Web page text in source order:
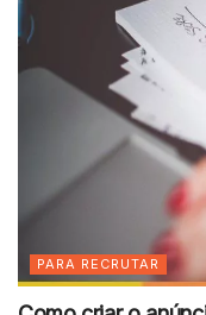
PARA RECRUTAR